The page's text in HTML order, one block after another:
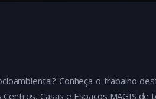
Conheça o trabalho
Casas e Espaços MAGIS